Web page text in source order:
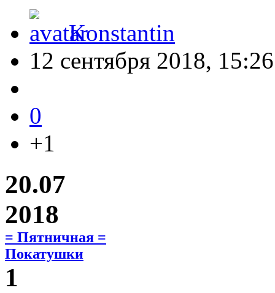
Konstantin
12 сентября 2018, 15:26
0
+1
20.07
2018
= Пятничная =
Покатушки
1